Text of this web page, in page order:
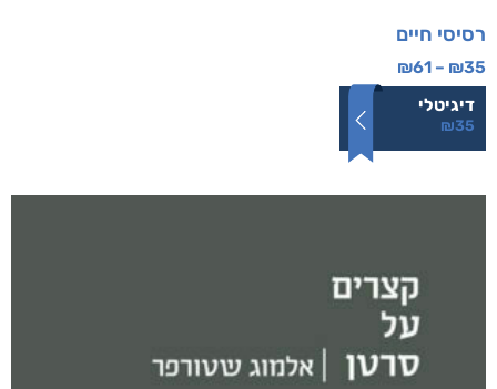
רסיסי חיים
₪35
–
₪61
דיגיטלי
₪35